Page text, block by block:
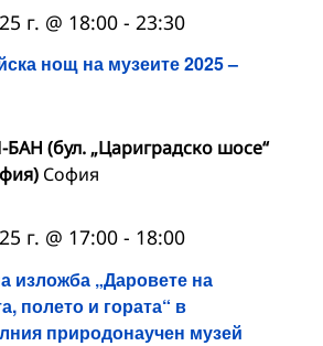
нощ на музеите 2025 –
г. @ 18:00 - 23:30
(бул. „Цариградско шосе“
София
изложба „Даровете на
полето и гората“ в
природонаучен музей
г. @ 17:00 - 18:00